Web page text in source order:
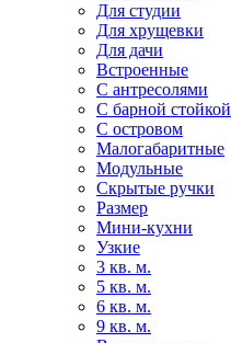
Для студии
Для хрущевки
Для дачи
Встроенные
С антресолями
С барной стойкой
С островом
Малогабаритные
Модульные
Скрытые ручки
Размер
Мини-кухни
Узкие
3 кв. м.
5 кв. м.
6 кв. м.
9 кв. м.